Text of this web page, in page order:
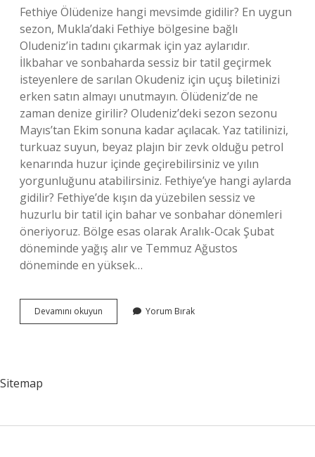
Fethiye Ölüdenize hangi mevsimde gidilir? En uygun
sezon, Mukla’daki Fethiye bölgesine bağlı
Oludeniz’in tadını çıkarmak için yaz aylarıdır.
İlkbahar ve sonbaharda sessiz bir tatil geçirmek
isteyenlere de sarılan Okudeniz için uçuş biletinizi
erken satın almayı unutmayın. Ölüdeniz’de ne
zaman denize girilir? Oludeniz’deki sezon sezonu
Mayıs’tan Ekim sonuna kadar açılacak. Yaz tatilinizi,
turkuaz suyun, beyaz plajın bir zevk olduğu petrol
kenarında huzur içinde geçirebilirsiniz ve yılın
yorgunluğunu atabilirsiniz. Fethiye’ye hangi aylarda
gidilir? Fethiye’de kışın da yüzebilen sessiz ve
huzurlu bir tatil için bahar ve sonbahar dönemleri
öneriyoruz. Bölge esas olarak Aralık-Ocak Şubat
döneminde yağış alır ve Temmuz Ağustos
döneminde en yüksek…
Devamını okuyun Ölüdenize
Ne
Yorum Bırak
Sitemap